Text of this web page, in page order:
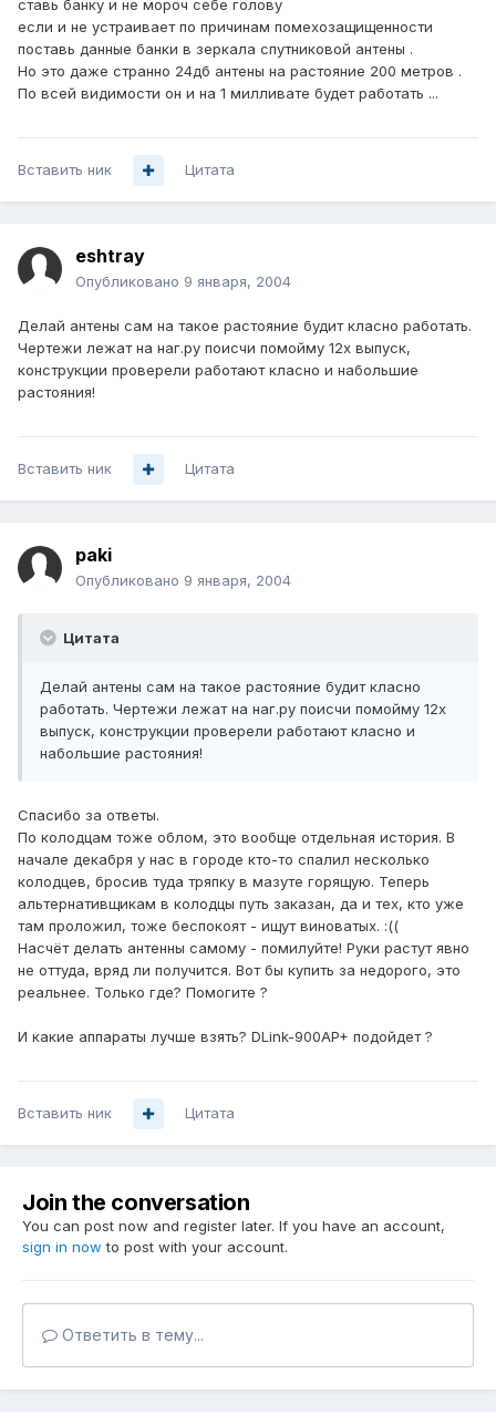
ставь банку и не мороч себе голову
если и не устраивает по причинам помехозащищенности
поставь данные банки в зеркала спутниковой антены .
Но это даже странно 24дб антены на растояние 200 метров .
По всей видимости он и на 1 милливате будет работать ...
Вставить ник Цитата
eshtray
Опубликовано 9 января, 2004
Делай антены сам на такое растояние будит класно работать.
Чертежи лежат на наг.ру поисчи помойму 12х выпуск,
конструкции проверели работают класно и набольшие
растояния!
Вставить ник Цитата
paki
Опубликовано 9 января, 2004
Цитата
Делай антены сам на такое растояние будит класно
работать. Чертежи лежат на наг.ру поисчи помойму 12х
выпуск, конструкции проверели работают класно и
набольшие растояния!
Спасибо за ответы.
По колодцам тоже облом, это вообще отдельная история. В
начале декабря у нас в городе кто-то спалил несколько
колодцев, бросив туда тряпку в мазуте горящую. Теперь
альтернативщикам в колодцы путь заказан, да и тех, кто уже
там проложил, тоже беспокоят - ищут виноватых. :((
Насчёт делать антенны самому - помилуйте! Руки растут явно
не оттуда, вряд ли получится. Вот бы купить за недорого, это
реальнее. Только где? Помогите ?
И какие аппараты лучше взять? DLink-900AP+ подойдет ?
Вставить ник Цитата
Join the conversation
You can post now and register later. If you have an account,
sign in now to post with your account.
Ответить в тему...